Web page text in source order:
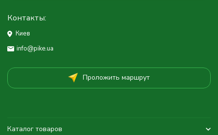
Контакты:
Киев
info@pike.ua
Проложить маршрут
Каталог товаров